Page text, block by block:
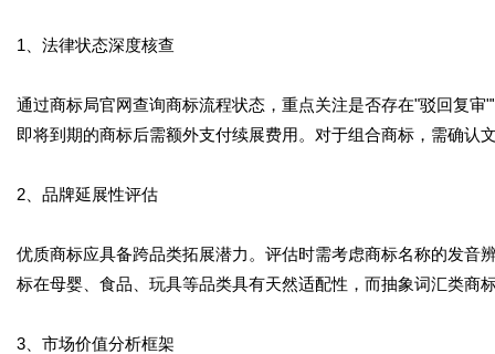
1、法律状态深度核查
通过商标局官网查询商标流程状态，重点关注是否存在"驳回复
即将到期的商标后需额外支付续展费用。对于组合商标，需确认
2、品牌延展性评估
优质商标应具备跨品类拓展潜力。评估时需考虑商标名称的发音
标在母婴、食品、玩具等品类具有天然适配性，而抽象词汇类商
3、市场价值分析框架